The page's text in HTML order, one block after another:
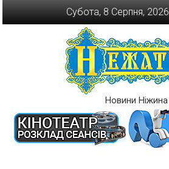
Субота, 8 Серпня, 2026
Новини Ніжина